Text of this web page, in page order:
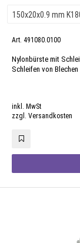
Art. 491080.0100
Nylonbürste mit
Schleifen von
inkl. MwSt
zzgl. Versandkosten